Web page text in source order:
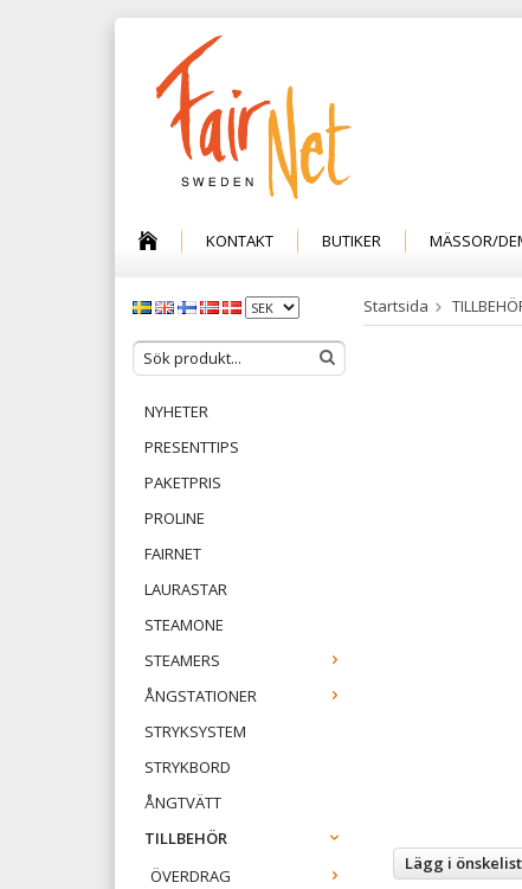
KONTAKT
BUTIKER MÄSSOR/
NYHETER
PRESENTTIPS
PAKETPRIS
PROLINE
FAIRNET
LAURASTAR
STEAMONE
STEAMERS
ÅNGSTATIONER
STRYKSYSTEM
STRYKBORD
ÅNGTVÄTT
TILLBEHÖR
ÖVERDRAG
Startsida
Lägg i